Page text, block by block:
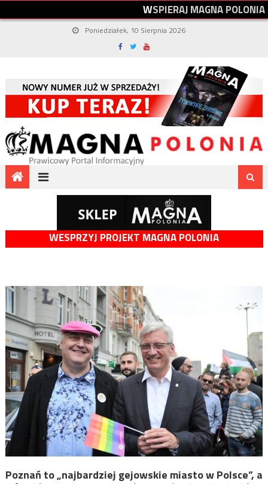
WSPIERAJMAGNAPOLONIA
Poniedziałek, 10 Sierpnia 2026
WESPRZYJ PROJEKT MAGNA POLONIA
Poznań to „najbardziej gejowskie miasto w Polsce”, a